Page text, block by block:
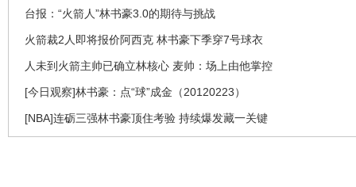
台报：“火箭人”林书豪3.0的期待与挑战
火箭裁2人即将报价阿西克 林书豪下季穿7号球衣
人未到火箭主帅已确立林核心 麦帅：场上由他掌控
[今日观察]林书豪：点“球”成金（20120223）
[NBA]连砺三强林书豪顶住考验 持续爆发藏一关键